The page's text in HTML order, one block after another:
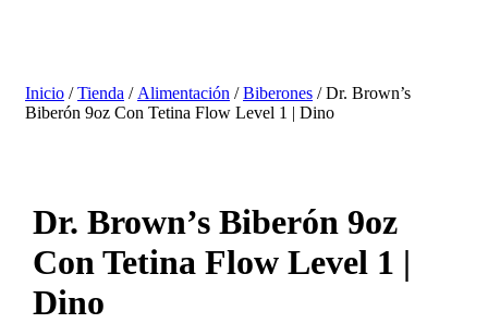
Inicio /Tienda / Alimentación /Biberones / Dr. Brown’s
Biberón 9oz Con Tetina Flow Level 1 | Dino
Dr. Brown’s Biberón 9oz
Con Tetina Flow Level 1 |
Dino